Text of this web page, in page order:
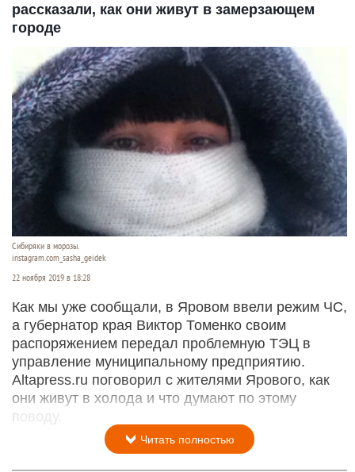
рассказали, как они живут в замерзающем
городе
Сибиряки в морозы.
instagram.com_sasha_geidek
22 ноября 2019 в 18:28
Как мы уже сообщали, в Яровом ввели режим ЧС,
а губернатор края Виктор Томенко своим
распоряжением передал проблемную ТЭЦ в
управление муниципальному предприятию.
Altapress.ru поговорил с жителями Ярового, как
они живут в холода и что думают по этому
поводу.
Читать полностью